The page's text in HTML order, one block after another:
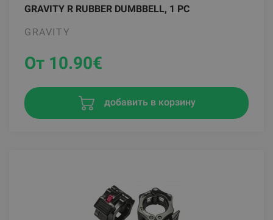
GRAVITY R RUBBER DUMBBELL, 1 PC
GRAVITY
От 10.90€
добавить в корзину